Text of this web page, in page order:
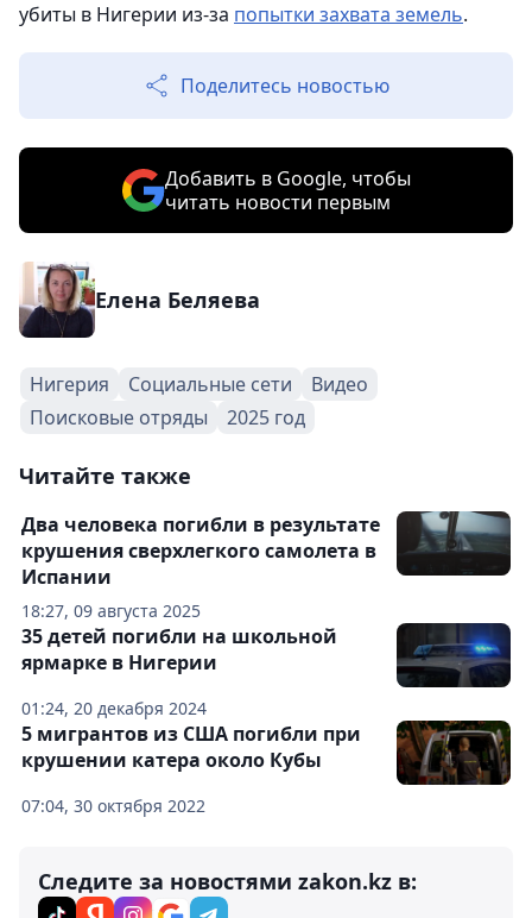
убиты в Нигерии из-за попытки захвата земель.
Поделитесь новостью
Добавить в Google, чтобы
читать новости первым
Елена Беляева
Нигерия Социальные сети
Видео
Поисковые отряды
2025 год
Читайте также
18:27, 09 августа 2025
Два человека погибли в результате
крушения сверхлегкого самолета в
Испании
01:24, 20 декабря 2024
35 детей погибли на школьной
ярмарке в Нигерии
07:04, 30 октября 2022
5 мигрантов из США погибли при
крушении катера около Кубы
Следите за новостями zakon.kz в: